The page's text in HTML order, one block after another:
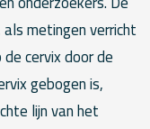
metingen verricht
cervix door de
gebogen is,
lijn van het